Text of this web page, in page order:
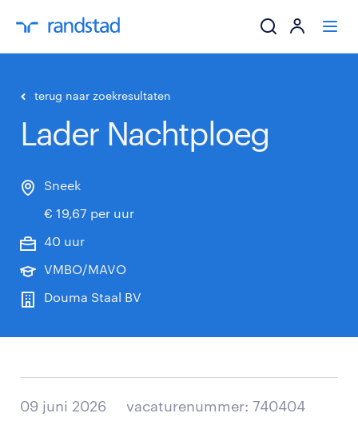
werkgevers
terug naar zoekresultaten
Lader Nachtploeg
Sneek
€ 19,67 per uur
40 uur
VMBO/MAVO
Douma Staal BV
09 juni 2026 vacaturenummer: 740404